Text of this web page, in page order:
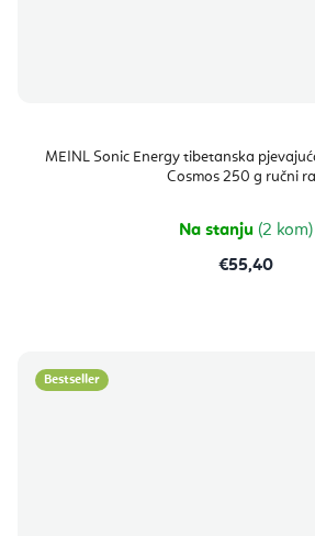
MEINL Sonic Energy tibetanska
Cosmos 250 g ručni
Na stanju (2 kom)
€55,40
Bestseller